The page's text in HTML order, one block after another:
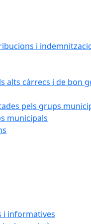
i
alts càrrecs i de bon
pels grups
municipals
i informatives